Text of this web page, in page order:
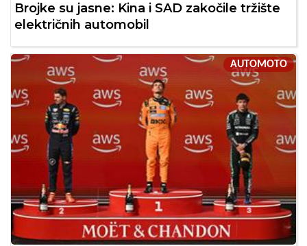
Brojke su jasne: Kina i SAD zakočile tržište
električnih automobil
AUTOMOTO